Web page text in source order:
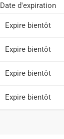
Date d'expiration
Expire bientôt
Expire bientôt
Expire bientôt
Expire bientôt